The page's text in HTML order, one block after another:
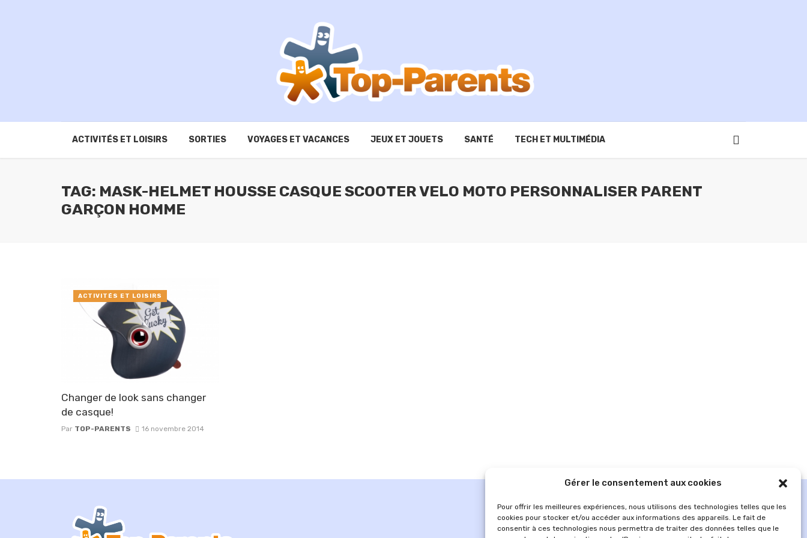
Gérer le consentement aux cookies
Pour offrir les meilleures expériences, nous utilisons des technologies telles que les
cookies pour stocker et/ou accéder aux informations des appareils. Le fait de
consentir à ces technologies nous permettra de traiter des données telles que le
ACTIVITÉS ET LOISIRS SORTIES VOYAGES ET VACANCES JEUX ET JOUETS SANTÉ TECH ET MULTIMÉDIA
TAG: MASK-HELMET HOUSSE CASQUE SCOOTER VELO MOTO PERSONNALISER PARENT
GARÇON HOMME
Changer de look sans changer
de casque!
Par TOP-PARENTS 16 novembre 2014
ACTIVITÉS ET LOISIRS